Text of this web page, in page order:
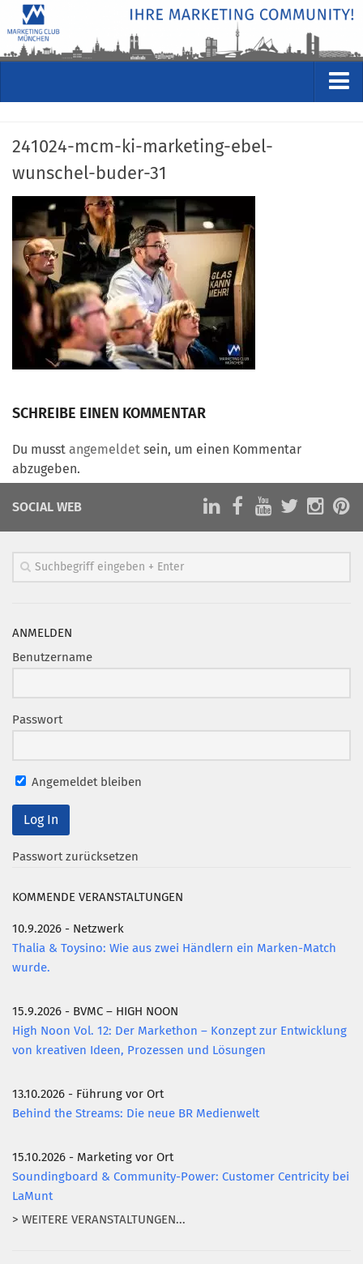
Kommende Veranstaltungen
Rückblicke
Veranstaltungsformate
STUDIO
ÜBER
Wer wir sind
Clubführung
Geschäftsstelle
Marketing Pioniere
MarketingFrauen
Münchner Marketingpreis
Mentoring
Partnerschaften
MARKETING PIONIERE
Clubmagazin
MCM Club TV
MITGLIEDSCHAFT
PODCAST
AKTUELLES
241024-mcm-ki-marketing-ebel-
wunschel-buder-31
SCHREIBE EINEN KOMMENTAR
Du musst angemeldet sein, um einen Kommentar
abzugeben.
SOCIAL WEB
ANMELDEN
Benutzername
Passwort
Angemeldet bleiben
Passwort zurücksetzen
KOMMENDE VERANSTALTUNGEN
10.9.2026 - Netzwerk
Thalia & Toysino: Wie aus zwei Händlern ein Marken-Match
wurde.
15.9.2026 - BVMC – HIGH NOON
High Noon Vol. 12: Der Markethon – Konzept zur Entwicklung
von kreativen Ideen, Prozessen und Lösungen
13.10.2026 - Führung vor Ort
Behind the Streams: Die neue BR Medienwelt
15.10.2026 - Marketing vor Ort
Soundingboard & Community-Power: Customer Centricity bei
LaMunt
> WEITERE VERANSTALTUNGEN...